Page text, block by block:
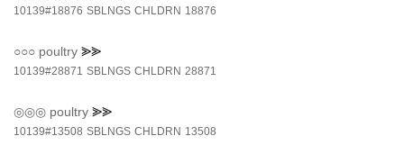
10139#18876 SBLNGS CHLDRN 18876
○○○ poultry ⪢⪢
10139#28871 SBLNGS CHLDRN 28871
◎◎◎ poultry ⪢⪢
10139#13508 SBLNGS CHLDRN 13508